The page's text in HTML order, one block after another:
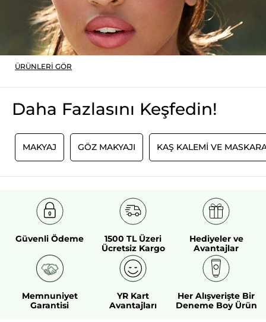
ÜRÜNLERI GÖR
Daha Fazlasını Keşfedin!
MAKYAJ GÖZ MAKYAJI KAŞ KALEMI VE
Güvenli Ödeme
1500 TL Üzeri
Ücretsiz Kargo
Hediyeler ve
Avantajlar
Memnuniyet
Garantisi
YR Kart
Avantajları
Her Alışverişte Bir
Deneme Boy Ürün